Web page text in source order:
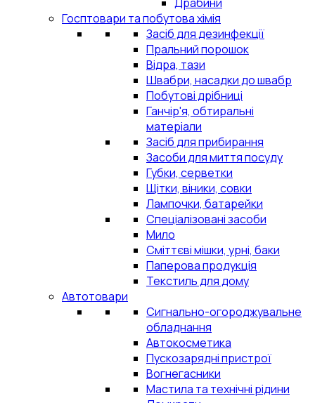
Госптовари та побутова хімія
Засіб для дезинфекції
Пральний порошок
Відра, тази
Швабри, насадки до швабр
Побутові дрібниці
Ганчір'я, обтиральні
матеріали
Засіб для прибирання
Засоби для миття посуду
Губки, серветки
Щітки, віники, совки
Лампочки, батарейки
Спеціалізовані засоби
Мило
Сміттєві мішки, урні, баки
Паперова продукція
Текстиль для дому
Автотовари
Сигнально-огороджувальне
обладнання
Автокосметика
Пускозарядні пристрої
Вогнегасники
Мастила та технічні рідини